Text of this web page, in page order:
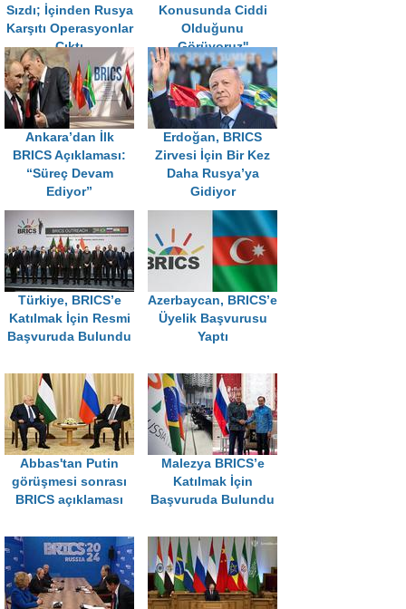
Sızdı; İçinden Rusya
Karşıtı Operasyonlar
Çıktı
Konusunda Ciddi
Olduğunu
Görüyoruz''
Ankara’dan İlk
BRICS Açıklaması:
“Süreç Devam
Ediyor”
Erdoğan, BRICS
Zirvesi İçin Bir Kez
Daha Rusya’ya
Gidiyor
Türkiye, BRICS’e
Katılmak İçin Resmi
Başvuruda Bulundu
Azerbaycan, BRICS’e
Üyelik Başvurusu
Yaptı
Abbas'tan Putin
görüşmesi sonrası
BRICS açıklaması
Malezya BRICS’e
Katılmak İçin
Başvuruda Bulundu